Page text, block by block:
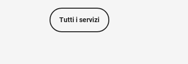
Tutti i servizi